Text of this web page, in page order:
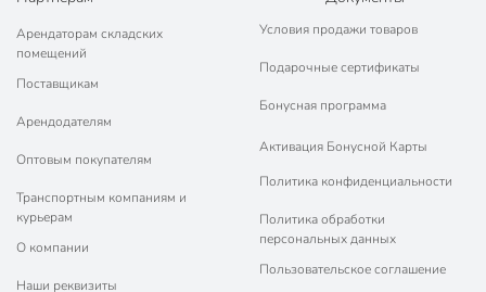
Арендаторам складских
помещений
Поставщикам
Арендодателям
Оптовым покупателям
Транспортным компаниям и
курьерам
О компании
Наши реквизиты
Условия продажи товаров
Подарочные сертификаты
Бонусная программа
Активация Бонусной Карты
Политика конфиденциальности
Политика обработки
персональных данных
Пользовательское соглашение